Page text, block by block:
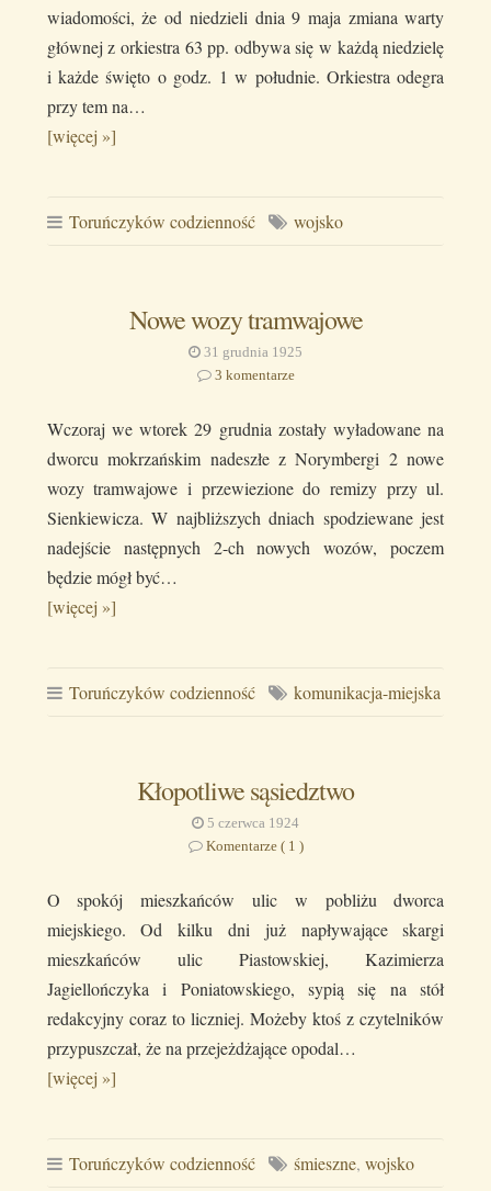
wiadomości, że od niedzieli dnia 9 maja zmiana warty
głównej z orkiestra 63 pp. odbywa się w każdą niedzielę
i każde święto o godz. 1 w południe. Orkiestra odegra
przy tem na…
[więcej »]
Toruńczyków codzienność wojsko
Nowe wozy tramwajowe
31 grudnia 1925
3 komentarze
Wczoraj we wtorek 29 grudnia zostały wyładowane na
dworcu mokrzańskim nadeszłe z Norymbergi 2 nowe
wozy tramwajowe i przewiezione do remizy przy ul.
Sienkiewicza. W najbliższych dniach spodziewane jest
nadejście następnych 2-ch nowych wozów, poczem
będzie mógł być…
[więcej »]
Toruńczyków codzienność komunikacja-miejska
Kłopotliwe sąsiedztwo
5 czerwca 1924
Komentarze ( 1 )
O spokój mieszkańców ulic w pobliżu dworca
miejskiego. Od kilku dni już napływające skargi
mieszkańców ulic Piastowskiej, Kazimierza
Jagiellończyka i Poniatowskiego, sypią się na stół
redakcyjny coraz to liczniej. Możeby ktoś z czytelników
przypuszczał, że na przejeżdżające opodal…
[więcej »]
Toruńczyków codzienność śmieszne, wojsko